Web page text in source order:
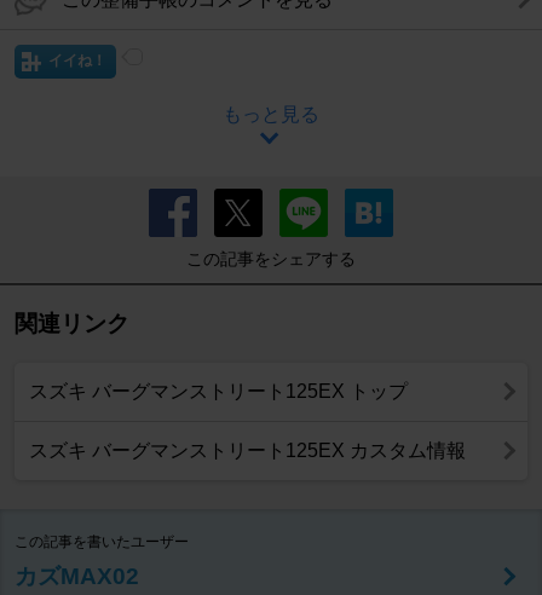
イイね！
もっと見る
この記事をシェアする
関連リンク
スズキ バーグマンストリート125EX トップ
スズキ バーグマンストリート125EX カスタム情報
この記事を書いたユーザー
カズMAX02